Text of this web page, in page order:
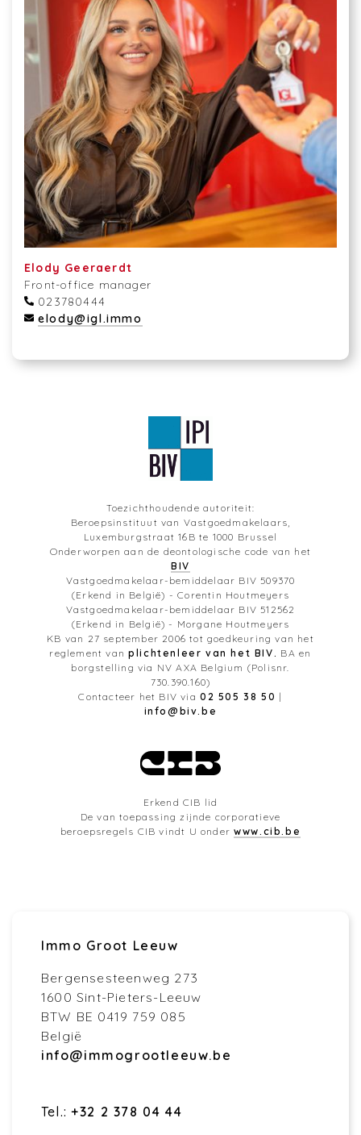
Elody Geeraerdt
Front-office manager
023780444
elody@igl.immo
Toezichthoudende autoriteit:
Beroepsinstituut van Vastgoedmakelaars,
Luxemburgstraat 16B te 1000 Brussel
Onderworpen aan de deontologische code van het
BIV
Vastgoedmakelaar-bemiddelaar BIV 509370
(Erkend in België) - Corentin Houtmeyers
Vastgoedmakelaar-bemiddelaar BIV 512562
(Erkend in België) - Morgane Houtmeyers
KB van 27 september 2006 tot goedkeuring van het
reglement vanplichtenleer van het BIV. BA en
borgstelling via NV AXA Belgium (Polisnr.
730.390.160)
Contacteer het BIV via 02 505 38 50 |
info@biv.be
Erkend CIB lid
De van toepassing zijnde corporatieve
beroepsregels CIB vindt U onderwww.cib.be
Immo Groot Leeuw
Bergensesteenweg 273
1600 Sint-Pieters-Leeuw
BTW BE 0419 759 085
België
info@immogrootleeuw.be
Tel.: +32 2 378 04 44